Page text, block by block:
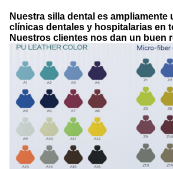
Nuestra silla dental es ampliamente
clínicas dentales y hospitalarias en
Nuestros clientes nos dan un buen